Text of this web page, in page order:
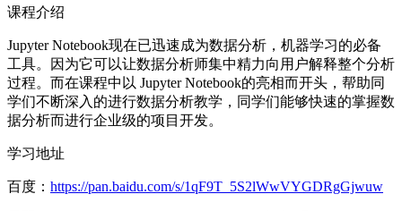
课程介绍
Jupyter Notebook现在已迅速成为数据分析，机器学习的必备
工具。因为它可以让数据分析师集中精力向用户解释整个分析
过程。而在课程中以 Jupyter Notebook的亮相而开头，帮助同
学们不断深入的进行数据分析教学，同学们能够快速的掌握数
据分析而进行企业级的项目开发。
学习地址
百度： https://pan.baidu.com/s/1qF9T_5S2lWwVYGDRgGjwuw